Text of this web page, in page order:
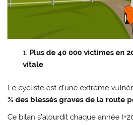
Plus de 40 000 victimes en
vitale
Le cycliste est d’une extrême
% des blessés graves de la route
Ce bilan s’alourdit chaque année